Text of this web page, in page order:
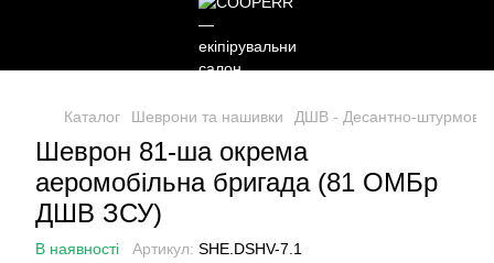
Каталог Шеврони та нашивки ДШВ - Десантно-штурмові
Шеврон 81-ша окрема
аеромобільна бригада (81 ОМБр
ДШВ ЗСУ)
В наявності Артикул: SHE.DSHV-7.1